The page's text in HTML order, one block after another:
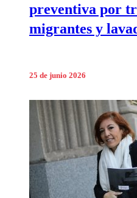
preventiva por
migrantes y
25 de junio 2026